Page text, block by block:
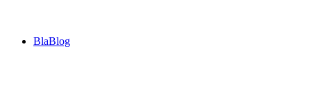
BlaBlog